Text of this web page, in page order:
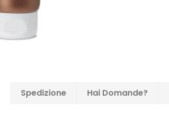
Spedizione Hai Domande?